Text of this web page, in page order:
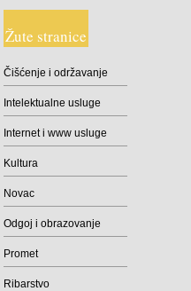
Žute stranice
Čišćenje i održavanje
Intelektualne usluge
Internet i www usluge
Kultura
Novac
Odgoj i obrazovanje
Promet
Ribarstvo